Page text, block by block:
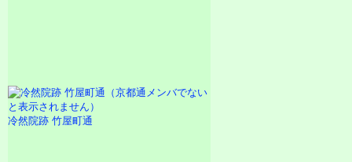
冷然院跡 竹屋町通